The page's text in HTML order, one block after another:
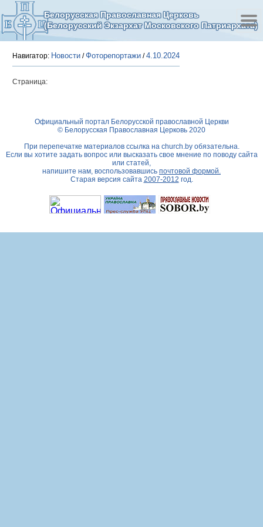
Белорусская Православная Церковь
(Белорусский Экзархат Московского Патриархата)
Навигатор: Новости /Фоторепортажи /4.10.2024
Страница:
Официальный портал Белорусской православной Церкви
© Белорусская Православная Церковь 2020
При перепечатке материалов ссылка на church.byобязательна.
Если вы хотите задать вопрос или высказать свое мнение по поводу сайта
или статей,
напишите нам, воспользовавшись почтовой формой.
Старая версия сайта 2007-2012 год.